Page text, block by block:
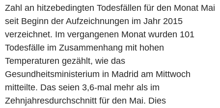
Zahl an hitzebedingten Todesfällen für den Monat Mai
seit Beginn der Aufzeichnungen im Jahr 2015
verzeichnet. Im vergangenen Monat wurden 101
Todesfälle im Zusammenhang mit hohen
Temperaturen gezählt, wie das
Gesundheitsministerium in Madrid am Mittwoch
mitteilte. Das seien 3,6-mal mehr als im
Zehnjahresdurchschnitt für den Mai. Dies